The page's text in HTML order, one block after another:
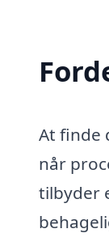
At finde
når
tilbyder